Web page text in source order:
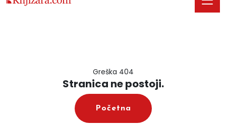
Greška 404
Stranica ne postoji.
Početna